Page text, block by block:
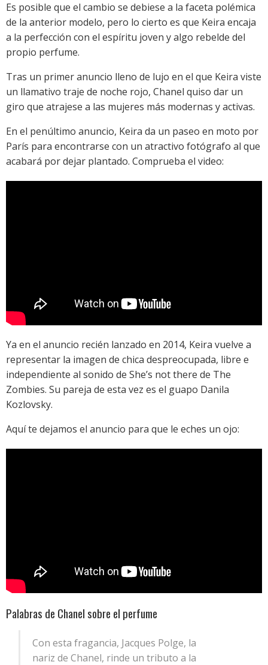
Es posible que el cambio se debiese a la faceta polémica
de la anterior modelo, pero lo cierto es que Keira encaja
a la perfección con el espíritu joven y algo rebelde del
propio perfume.
Tras un primer anuncio lleno de lujo en el que Keira viste
un llamativo traje de noche rojo, Chanel quiso dar un
giro que atrajese a las mujeres más modernas y activas.
En el penúltimo anuncio, Keira da un paseo en moto por
París para encontrarse con un atractivo fotógrafo al que
acabará por dejar plantado. Comprueba el video:
Ya en el anuncio recién lanzado en 2014, Keira vuelve a
representar la imagen de chica despreocupada, libre e
independiente al sonido de She’s not there de The
Zombies. Su pareja de esta vez es el guapo Danila
Kozlovsky.
Aquí te dejamos el anuncio para que le eches un ojo:
Palabras de Chanel sobre el perfume
Con esta fragancia, Jacques Polge, la
nariz de Chanel, rinde un tributo a la